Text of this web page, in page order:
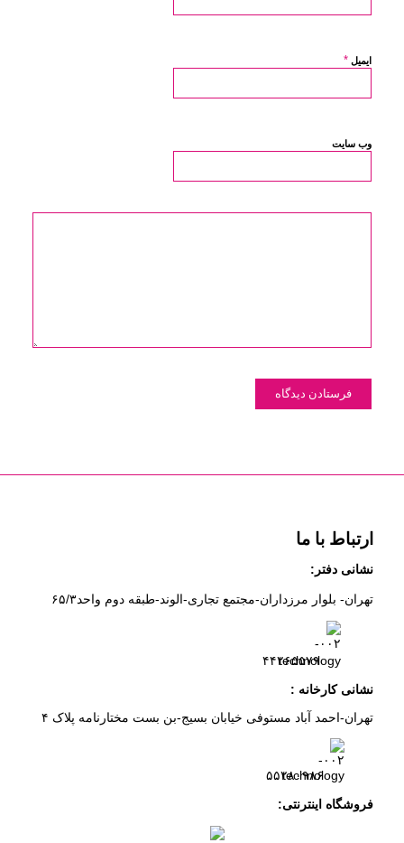
ایمیل *
وب‌ سایت
ارتباط با ما
نشانی دفتر:
تهران- بلوار مرزداران-مجتمع تجاری-الوند-طبقه دوم واحد۶ ۵/۳
۴۴ ۲۶۵۵۷۹
نشانی کارخانه :
تهران-احمد آباد مستوفی خیابان بسیج-بن بست مختارنامه پلاک ۴
۵۵۲۸۰۹۸۶
فروشگاه اینترنتی: